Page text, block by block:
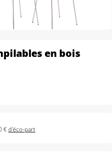
en bois
€d'éco-part